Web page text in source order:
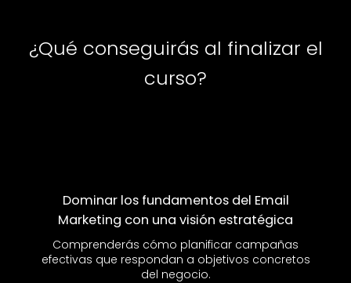
¿Qué conseguirás al finalizar el
curso?
Dominar los fundamentos del Email
Marketing con una visión estratégica
Comprenderás cómo planificar campañas
efectivas que respondan a objetivos concretos
del negocio.